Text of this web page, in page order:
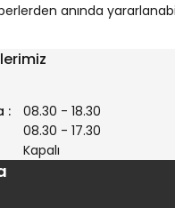
anında
:
08.30 - 18.30
08.30 - 17.30
Kapalı